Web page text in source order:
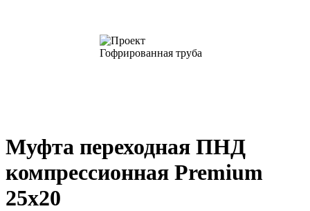
Муфта переходная ПНД
компрессионная Premium
25x20